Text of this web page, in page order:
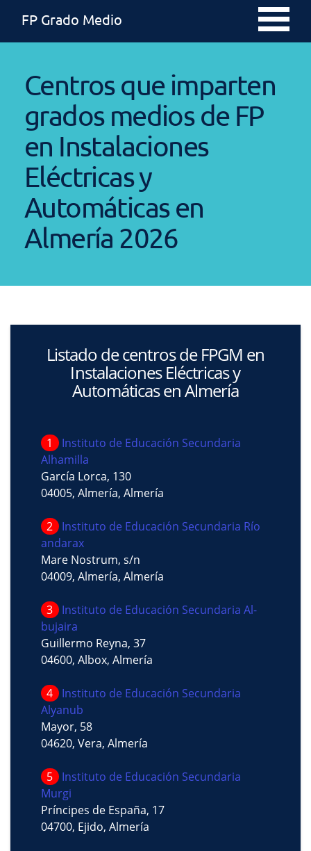
FP Grado Medio
Centros que imparten
grados medios de FP
en Instalaciones
Eléctricas y
Automáticas en
Almería 2026
Listado de centros de FPGM en
Instalaciones Eléctricas y
Automáticas en Almería
1
Instituto de Educación Secundaria
Alhamilla
García Lorca, 130
04005, Almería, Almería
2
Instituto de Educación Secundaria Río
andarax
Mare Nostrum, s/n
04009, Almería, Almería
3
Instituto de Educación Secundaria Al-
bujaira
Guillermo Reyna, 37
04600, Albox, Almería
4
Instituto de Educación Secundaria
Alyanub
Mayor, 58
04620, Vera, Almería
5
Instituto de Educación Secundaria
Murgi
Príncipes de España, 17
04700, Ejido, Almería